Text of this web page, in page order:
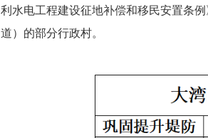
利水电工程建设征地补偿和移民安置条
道）的部分行政村。